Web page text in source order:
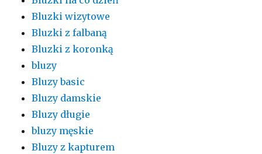
Bluzki wizytowe
Bluzki z falbaną
Bluzki z koronką
bluzy
Bluzy basic
Bluzy damskie
Bluzy długie
bluzy męskie
Bluzy z kapturem